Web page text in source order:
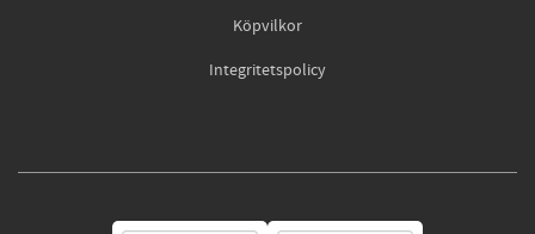
Köpvilkor
Integritetspolicy